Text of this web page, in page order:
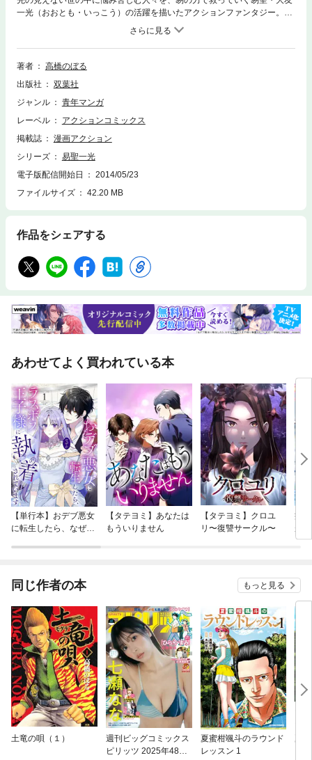
一光（おおとも・いっこう）の活躍を描いたアクションファンタジー。先
輩のみどりを呼びに、易天界へやってきたスチュワーデス・朝倉つばめ
（あさくら・つばめ）。そこへ現れた一光に易を立てられたつばめは、今
日のフライトを中止するように告げられる。しかし、それを拒絶したつば
めは、一光の力で潜在意識の自分に交信して……!?
著者
高橋のぼる
出版社
双葉社
ジャンル
青年マンガ
レーベル
アクションコミックス
掲載誌
漫画アクション
シリーズ
易聖一光
電子版配信開始日
2014/05/23
ファイルサイズ
42.20 MB
作品をシェアする
あわせてよく買われている本
【単行本】おデブ悪女
に転生したら、なぜか
【タテヨミ】あなたは
もういりません
【タテヨミ】クロユ
リ〜復讐サークル〜
病
が
ぎ
同じ作者の本 もっと見る
土竜の唄（１）
週刊ビッグコミックス
ピリッツ 2025年48号
夏蜜柑颯斗のラウンド
レッスン 1
夏